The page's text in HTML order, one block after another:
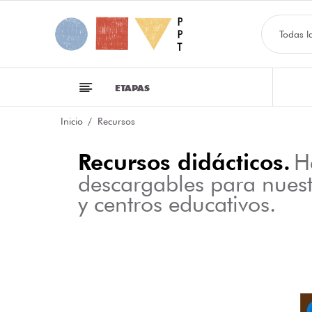
Todas
ETAPAS
Inicio Recursos
Recursos didácticos.
descargables para
y centros educativos.